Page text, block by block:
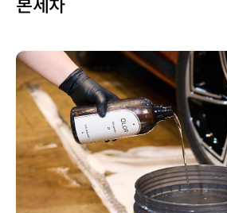
본세차